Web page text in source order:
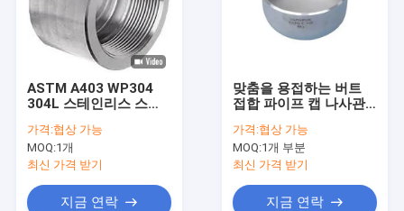
ASTM A403 WP304
304L 스테인리스 스틸
1/2-48 인치 석유 화학
산업
가격:협상 가능
MOQ:1개
최신 가격 받기
지금 연락
맞춤을 용접하는 버트
접합 파이프 캡 나사관
껑 등장 스테인레스 강
2017년 새로운 TOBO
엉덩이는 버마 사회주의
니다
가격:협상 가능
MOQ:1개 부분
최신 가격 받기
지금 연락